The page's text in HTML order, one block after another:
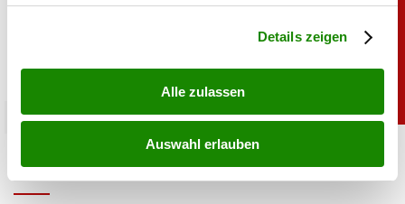
Details zeigen
Alle zulassen
Auswahl erlauben
promitalk
Lili Paul-Roncalli ganz privat: So sieht man sie
nur selten